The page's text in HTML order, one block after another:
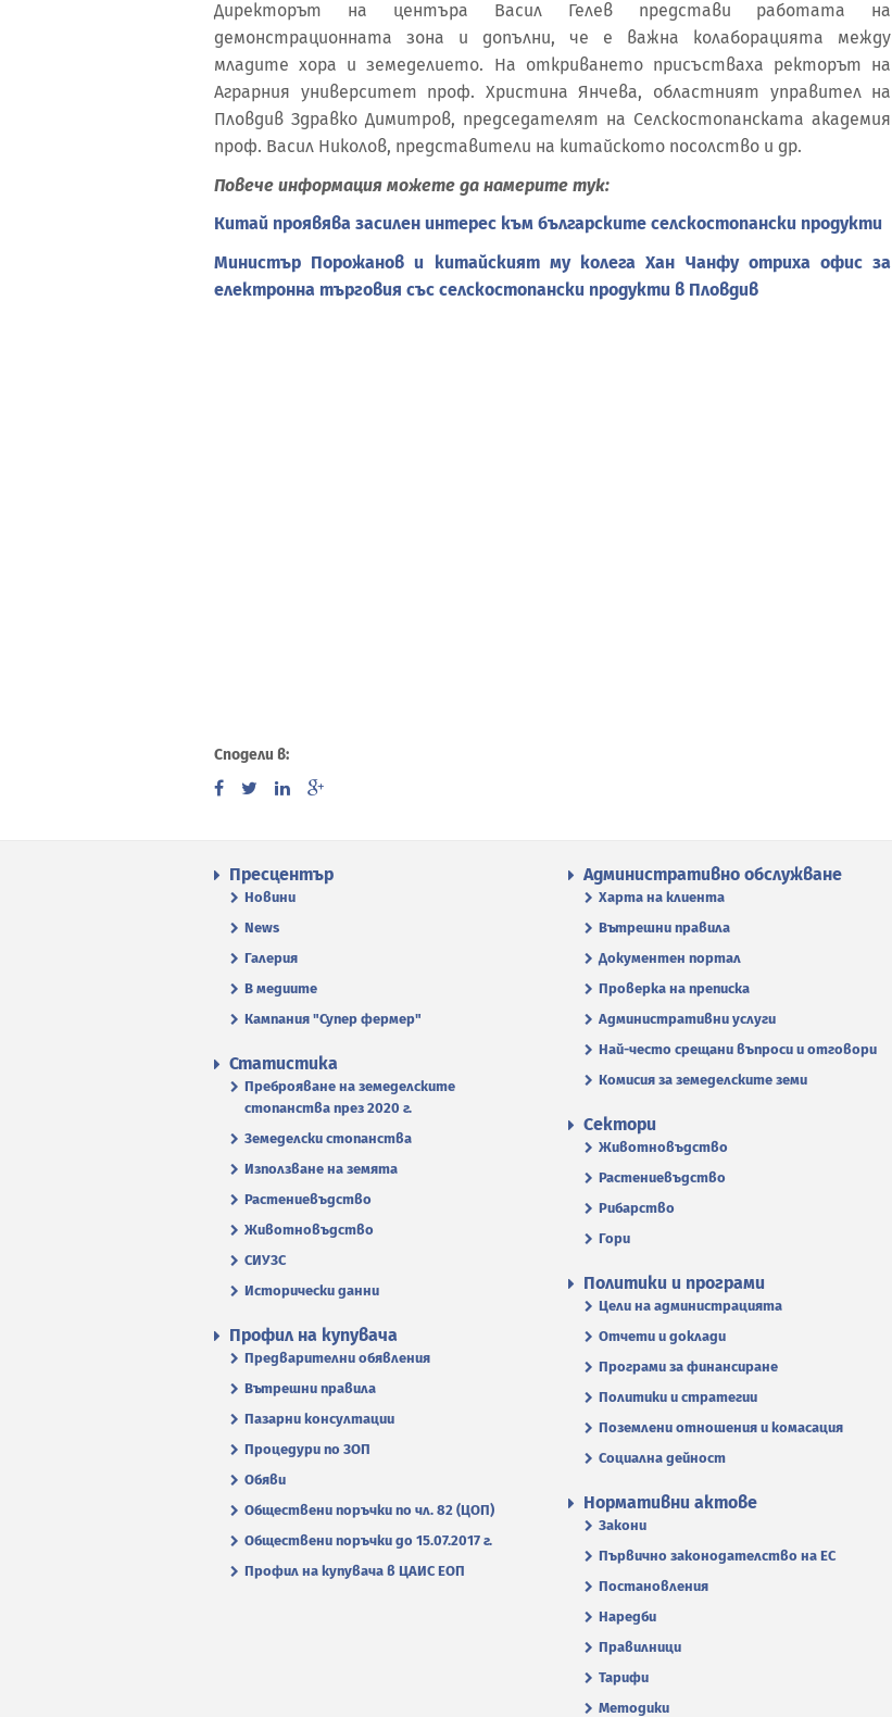
Директорът на центъра Васил Гелев представи работата на
демонстрационната зона и допълни, че е важна колаборацията между
младите хора и земеделието. На откриването присъстваха ректорът на
Аграрния университет проф. Христина Янчева, областният управител на
Пловдив Здравко Димитров, председателят на Селскостопанската академия
проф. Васил Николов, представители на китайското посолство и др.
Повече информация можете да намерите тук:
Китай проявява засилен интерес към българските селскостопански продукти
Министър Порожанов и китайският му колега Хан Чанфу отриха офис за
електронна търговия със селскостопански продукти в Пловдив
Сподели в:
Пресцентър
Новини
News
Галерия
В медиите
Кампания "Супер фермер"
Административно обслужване
Харта на клиента
Вътрешни правила
Документен портал
Проверка на преписка
Административни услуги
Най-често срещани въпроси и отговори
Комисия за земеделските земи
Статистика
Преброяване на земеделските
стопанства през 2020 г.
Земеделски стопанства
Използване на земята
Растениевъдство
Животновъдство
СИУЗС
Исторически данни
Сектори
Животновъдство
Растениевъдство
Рибарство
Гори
Политики и програми
Цели на администрацията
Отчети и доклади
Програми за финансиране
Политики и стратегии
Поземлени отношения и комасация
Социална дейност
Профил на купувача
Предварителни обявления
Вътрешни правила
Пазарни консултации
Процедури по ЗОП
Обяви
Обществени поръчки по чл. 82 (ЦОП)
Обществени поръчки до 15.07.2017 г.
Профил на купувача в ЦАИС ЕОП
Нормативни актове
Закони
Първично законодателство на ЕС
Постановления
Наредби
Правилници
Тарифи
Методики